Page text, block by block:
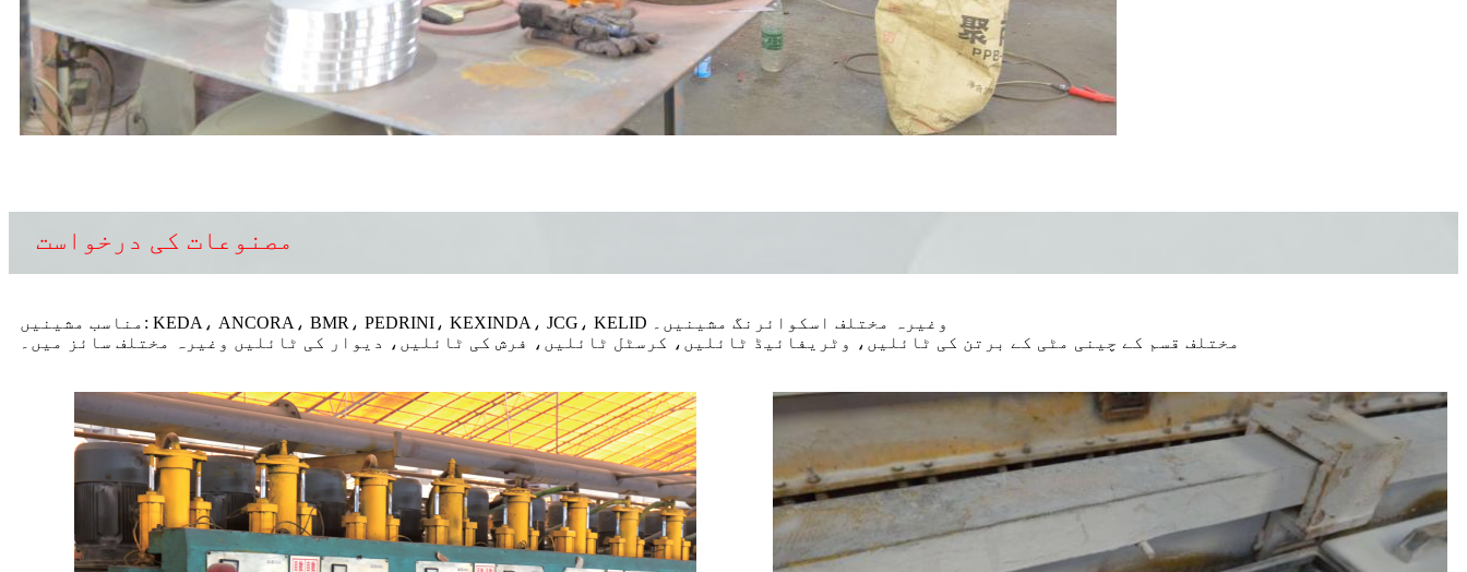
مصنوعات کی درخواست
مناسب مشینیں: KEDA، ANCORA، BMR، PEDRINI، KEXINDA، JCG، KELID وغیرہ مختلف اسکوائرنگ مشینیں۔
مختلف قسم کے چینی مٹی کے برتن کی ٹائلیں، وٹریفائیڈ ٹائلیں، کرسٹل ٹائلیں، فرش کی ٹائلیں، دیوار کی ٹائلیں وغیرہ مختلف سائز میں۔